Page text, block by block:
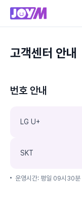
고객센터 안내
번호 안내
LG U+
SKT
운영시간: 평일 09시30